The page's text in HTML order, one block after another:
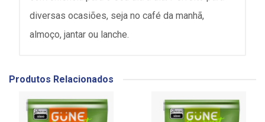
diversas ocasiões, seja no café da manhã,
almoço, jantar ou lanche.
Produtos Relacionados